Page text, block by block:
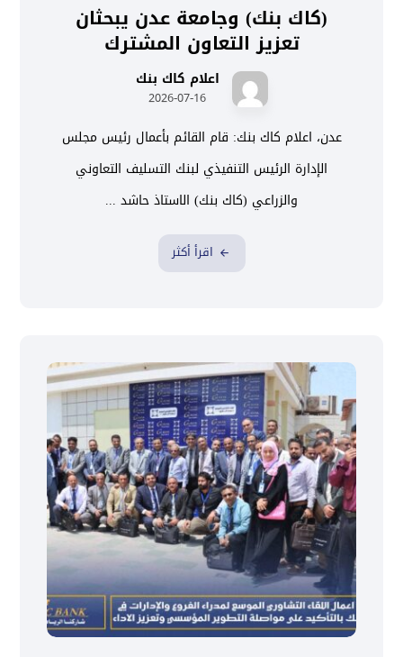
(كاك بنك) وجامعة عدن يبحثان
تعزيز التعاون المشترك
اعلام كاك بنك
2026-07-16
عدن، اعلام كاك بنك: قام القائم بأعمال رئيس مجلس
الإدارة الرئيس التنفيذي لبنك التسليف التعاوني
والزراعي (كاك بنك) الاستاذ حاشد ...
اقرأ أكثر